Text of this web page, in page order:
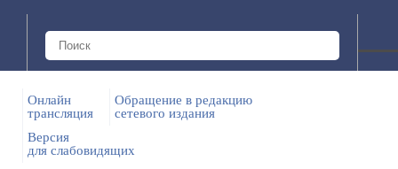
Онлайн
трансляция
Обращение в редакцию
сетевого издания
Версия
для слабовидящих